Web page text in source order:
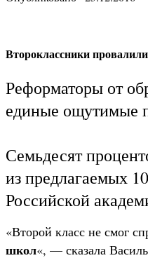
Второклассники
Реформаторы от
единые ощутимые
Семьдесят
из предлагаемых
Российской
«Второй класс не смог
школ«, — сказала